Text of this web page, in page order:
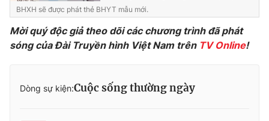
VTV Sức khoẻ Bất động sản
Thị trường 24h Tấm lòng Việt
BHXH sẽ được phát thẻ BHYT mẫu mới.
Mời quý độc giả theo dõi các chương trình đã phát
sóng của Đài Truyền hình Việt Nam trên TV Online!
Dòng sự kiện:Cuộc sống thường ngày